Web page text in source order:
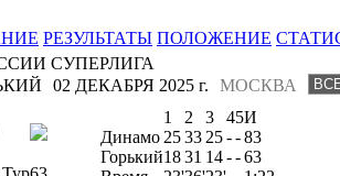
РЕЗУЛЬТАТЫ ПОЛОЖЕНИЕ
СУПЕРЛИГА
МОСКВА
02 ДЕКАБРЯ 2025 г.
1 2 3 45И
Динамо 2533 25--83
Горький1831 14--63